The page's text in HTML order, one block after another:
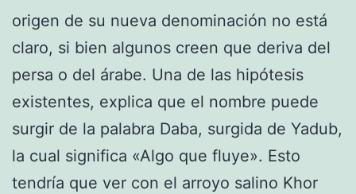
origen de su nueva denominación no está
claro, si bien algunos creen que deriva del
persa o del árabe. Una de las hipótesis
existentes, explica que el nombre puede
surgir de la palabra Daba, surgida de Yadub,
la cual significa «Algo que fluye». Esto
tendría que ver con el arroyo salino Khor